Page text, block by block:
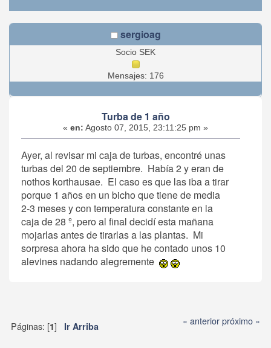
sergioag
Socio SEK
Mensajes: 176
Turba de 1 año
« en: Agosto 07, 2015, 23:11:25 pm »
Ayer, al revisar mi caja de turbas, encontré unas
turbas del 20 de septiembre. Había 2 y eran de
nothos korthausae. El caso es que las iba a tirar
porque 1 años en un bicho que tiene de media
2-3 meses y con temperatura constante en la
caja de 28 º, pero al final decidí esta mañana
mojarlas antes de tirarlas a las plantas. Mi
sorpresa ahora ha sido que he contado unos 10
alevines nadando alegremente
Páginas: [1] Ir Arriba « anteriorpróximo »